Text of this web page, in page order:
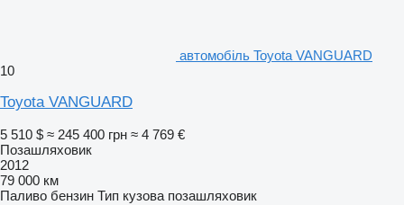
автомобіль Toyota VANGUARD
10
Toyota VANGUARD
5 510 $ ≈ 245 400 грн ≈ 4 769 €
Позашляховик
2012
79 000 км
Паливо бензин Тип кузова позашляховик